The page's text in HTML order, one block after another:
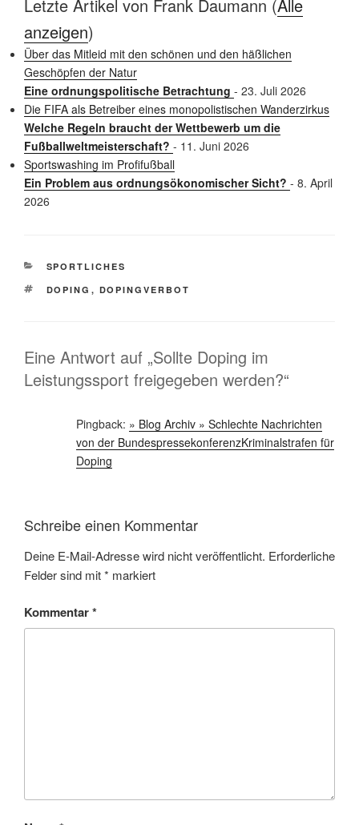
Letzte Artikel von Frank Daumann (Alle
anzeigen)
Über das Mitleid mit den schönen und den häßlichen
Geschöpfen der Natur
Eine ordnungspolitische Betrachtung - 23. Juli 2026
Die FIFA als Betreiber eines monopolistischen Wanderzirkus
Welche Regeln braucht der Wettbewerb um die
Fußballweltmeisterschaft? - 11. Juni 2026
Sportswashing im Profifußball
Ein Problem aus ordnungsökonomischer Sicht? - 8. April
2026
KATEGORIEN
SPORTLICHES
SCHLAGWÖRTER
DOPING , DOPINGVERBOT
Eine Antwort auf „Sollte Doping im
Leistungssport freigegeben werden?“
Pingback: » Blog Archiv » Schlechte Nachrichten
von der BundespressekonferenzKriminalstrafen für
Doping
Schreibe einen Kommentar
Deine E-Mail-Adresse wird nicht veröffentlicht. Erforderliche
Felder sind mit* markiert
Kommentar*